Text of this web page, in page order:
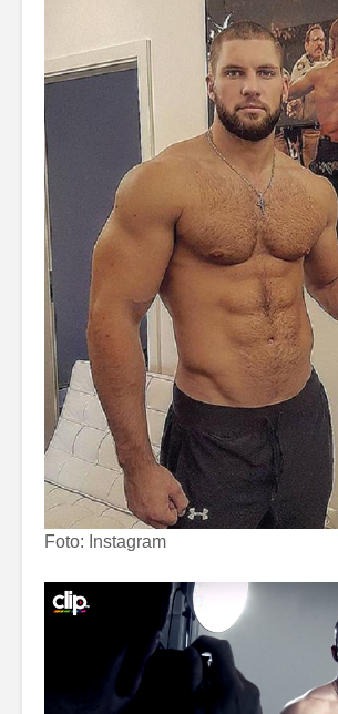
Foto: Instagram